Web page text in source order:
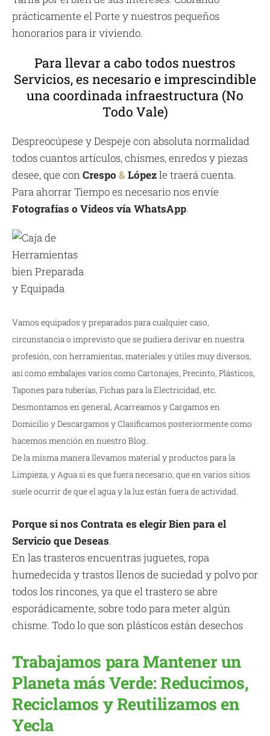
prácticamente el Porte y nuestros pequeños
honorarios para ir viviendo.
Para llevar a cabo todos nuestros
Servicios, es necesario e imprescindible
una coordinada infraestructura (No
Todo Vale)
Despreocúpese y Despeje con absoluta normalidad
todos cuantos artículos, chismes, enredos y piezas
desee, que conCrespo &Lópezle traerá cuenta.
Para ahorrar Tiempo es necesario nos envíe
Fotografías o Videos vía WhatsApp.
Vamos equipados y preparados para cualquier caso,
circunstancia o imprevisto que se pudiera derivar en nuestra
profesión, con herramientas, materiales y útiles muy diversos,
así como embalajes varios como Cartonajes, Precinto, Plásticos,
Tapones para tuberías, Fichas para la Electricidad, etc.
Desmontamos en general, Acarreamos y Cargamos en
Domicilio y Descargamos y Clasificamos posteriormente como
hacemos mención en nuestro Blog.
De la misma manera llevamos material y productos para la
Limpieza, y Agua si es que fuera necesario, que en varios sitios
suele ocurrir de que el agua y la luz están fuera de actividad.
Porque si nos Contrata es elegir Bien para el
Servicio que Deseas.
En las trasteros encuentras juguetes, ropa
humedecida y trastos llenos de suciedad y polvo por
todos los rincones, ya que el trastero se abre
esporádicamente, sobre todo para meter algún
chisme. Todo lo que son plásticos están desechos
Trabajamos para Mantener un
Planeta más Verde: Reducimos,
Reciclamos y Reutilizamos en
Yecla